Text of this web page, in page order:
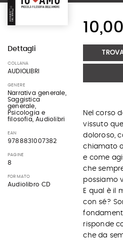
Dettagli
COLLANA
AUDIOLIBRI
GENERE
Narrativa generale,
Saggistica
generale,
Psicologia e
filosofia, Audiolibri
EAN
9788831007382
PAGINE
8
FORMATO
Audiolibro CD
Nel corso
vissuto
doloroso,
chiamato
e come
che
possiamo
E qual è il
con sé?
risponde
che da